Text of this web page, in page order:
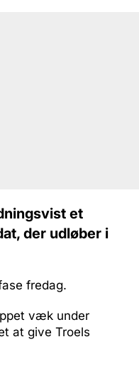
et
der udløber i
fredag.
væk under
at give Troels